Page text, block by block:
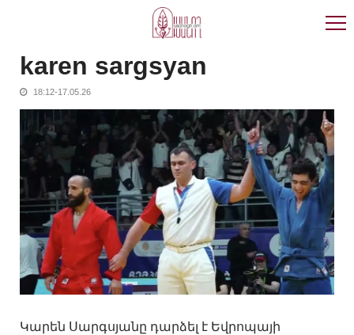
karen sargsyan
18:12-17.05.26
Կարեն Սարգսյանը դարձել է Եվրոպայի